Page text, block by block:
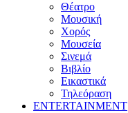
Θέατρο
Μουσική
Χορός
Μουσεία
Σινεμά
Βιβλίο
Εικαστικά
Τηλεόραση
ENTERTAINMENT